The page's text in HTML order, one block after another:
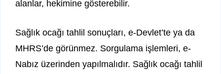
alanlar, hekimine gösterebilir.
Sağlık ocağı tahlil sonuçları, e-Devlet’te ya da
MHRS’de görünmez. Sorgulama işlemleri, e-
Nabız üzerinden yapılmalıdır. Sağlık ocağı tahlil